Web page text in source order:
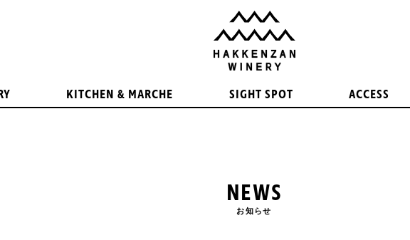
KITCHEN & MARCHE SIGHT SPOT ACCESS
NEWS
お知らせ